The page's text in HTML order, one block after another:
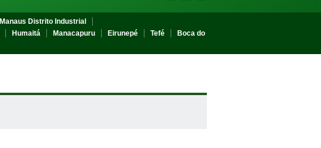
Manaus Distrito Industrial
Humaitá Manacapuru Eirunepé Tefé
Boca do